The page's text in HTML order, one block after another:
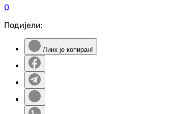
0
Подијели:
Линк је копиран!